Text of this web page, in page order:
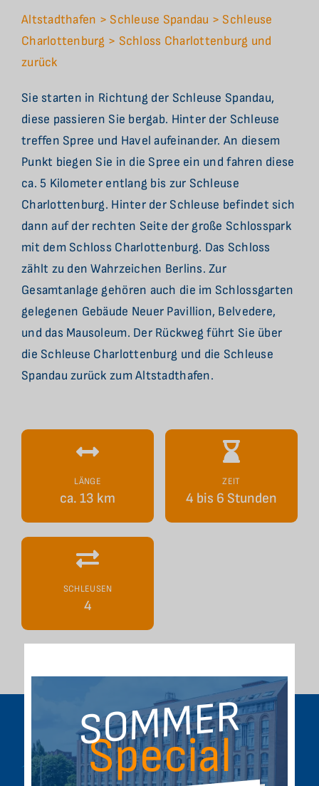
Altstadthafen > Schleuse Spandau > Schleuse
Charlottenburg > Schloss Charlottenburg und
zurück
Sie starten in Richtung der Schleuse Spandau,
diese passieren Sie bergab. Hinter der Schleuse
treffen Spree und Havel aufeinander. An diesem
Punkt biegen Sie in die Spree ein und fahren diese
ca. 5 Kilometer entlang bis zur Schleuse
Charlottenburg. Hinter der Schleuse befindet sich
dann auf der rechten Seite der große Schlosspark
mit dem Schloss Charlottenburg. Das Schloss
zählt zu den Wahrzeichen Berlins. Zur
Gesamtanlage gehören auch die im Schlossgarten
gelegenen Gebäude Neuer Pavillion, Belvedere,
und das Mausoleum. Der Rückweg führt Sie über
die Schleuse Charlottenburg und die Schleuse
Spandau zurück zum Altstadthafen.
LÄNGE
ca. 13 km
ZEIT
4 bis 6 Stunden
SCHLEUSEN
4
SOMMER
Special